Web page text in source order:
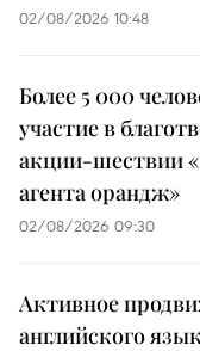
02/08/2026 10:48
Более 5 000
участие в
акции-шествии
агента орандж»
02/08/2026 09:30
Активное
английского